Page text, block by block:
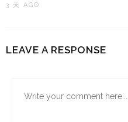
3 天 AGO
LEAVE A RESPONSE